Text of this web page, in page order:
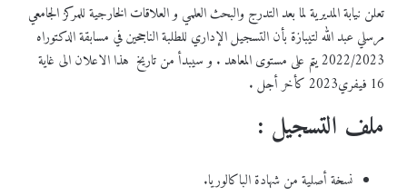
تعلن نيابة المديرية لما بعد التدرج والبحث العلمي و العلاقات الخارجية للمركز الجامعي
مرسلي عبد الله لتيبازة بأن التسجيل الإداري للطلبة الناجحين في مسابقة الدكتوراه
2022/2023 يتم على مستوى المعاهد . و سيبدأ من تاريخ هذا الاعلان الى غاية
16 فيفري2023 كأخر أجل .
ملف التسجيل :
نسخة أصلية من شهادة الباكالوريا.